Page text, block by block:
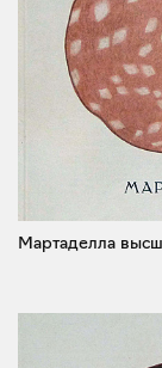
Мартаделла